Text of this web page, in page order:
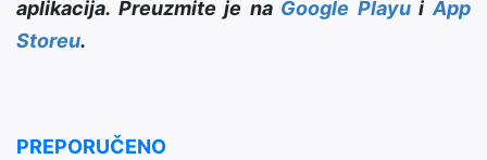
aplikacija. Preuzmite je na Google PlayuiApp
Storeu.
PREPORUČENO